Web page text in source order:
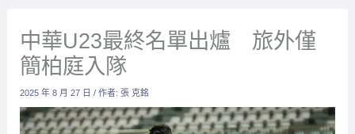
中華U23最終名單出爐 旅外僅
簡柏庭入隊
2025 年 8 月 27 日/ 作者:張 克銘